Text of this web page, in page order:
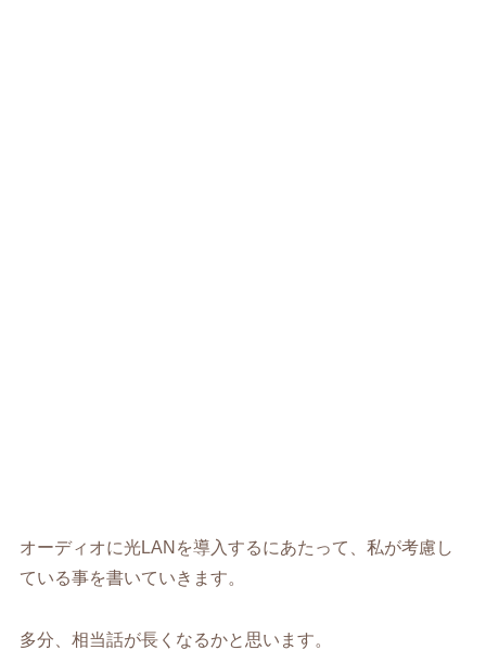
オーディオに光LANを導入するにあたって、私が考慮し
ている事を書いていきます。
多分、相当話が長くなるかと思います。